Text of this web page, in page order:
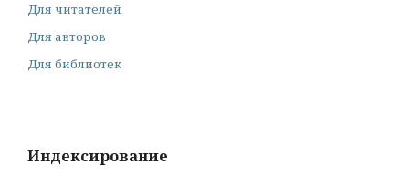
Для читателей
Для авторов
Для библиотек
Индексирование